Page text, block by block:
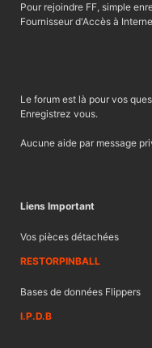
Pour rejoindre FF, simple
Fournisseur d'Accès à
Le forum est là pour vos
Enregistrez vous.
Aucune aide par message
Liens Important
Vos pièces détachées
RESTORPINBALL
Bases de données Flippers
I.P.D.B